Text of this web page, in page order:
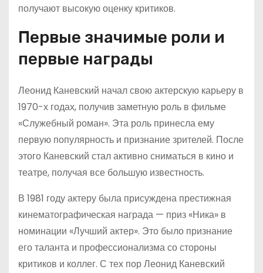
получают высокую оценку критиков.
Первые значимые роли и
первые награды
Леонид Каневский начал свою актерскую карьеру в
1970-х годах, получив заметную роль в фильме
«Служебный роман». Эта роль принесла ему
первую популярность и признание зрителей. После
этого Каневский стал активно сниматься в кино и
театре, получая все большую известность.
В 1981 году актеру была присуждена престижная
кинематографическая награда — приз «Ника» в
номинации «Лучший актер». Это было признание
его таланта и профессионализма со стороны
критиков и коллег. С тех пор Леонид Каневский